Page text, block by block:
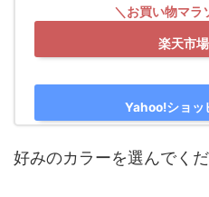
楽天市
Yahoo!ショッ
好みのカラーを選んでくだ